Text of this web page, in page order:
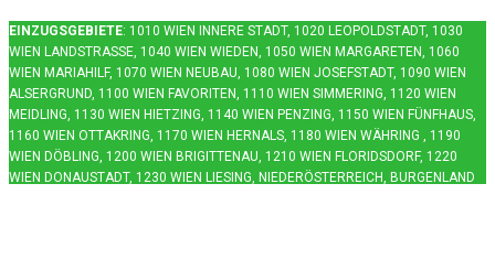
EINZUGSGEBIETE: 1010 WIEN INNERE STADT, 1020 LEOPOLDSTADT, 1030
WIEN LANDSTRASSE, 1040 WIEN WIEDEN, 1050 WIEN MARGARETEN, 1060 W
IEN MARIAHILF, 1070 WIEN NEUBAU, 1080 WIEN JOSEFSTADT, 1090 WIEN A
LSERGRUND, 1100 WIEN FAVORITEN, 1110 WIEN SIMMERING, 1120 WIEN M
EIDLING, 1130 WIEN HIETZING, 1140 WIEN PENZING, 1150 WIEN FÜNFHAUS, 1
160 WIEN OTTAKRING, 1170 WIEN HERNALS, 1180 WIEN WÄHRING , 1190 W
IEN DÖBLING, 1200 WIEN BRIGITTENAU, 1210 WIEN FLORIDSDORF, 1220 W
IEN DONAUSTADT, 1230 WIEN LIESING, NIEDERÖSTERREICH, BURGENLAND